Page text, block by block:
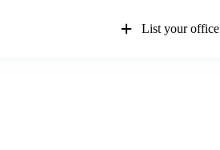
List your office